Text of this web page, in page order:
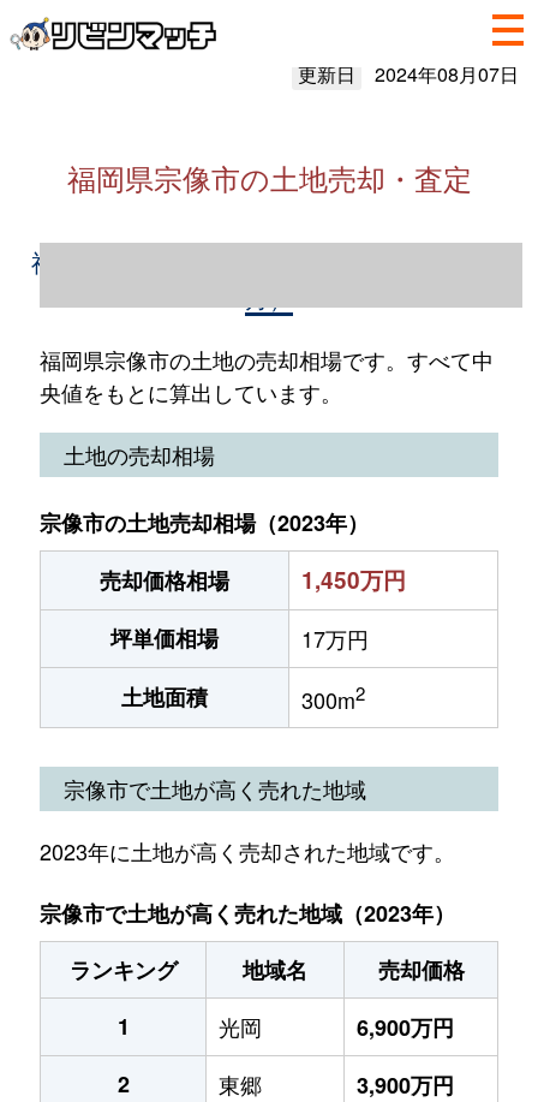
更新日 2024年08月07日
福岡県宗像市の土地売却・査定
福岡県宗像市の土地売却情報（2023年1～12
福岡県宗像市の土地の売却相場です。すべて中
央値をもとに算出しています。
土地の売却相場
宗像市の土地売却相場（2023年）
売却価格相場
1,450万円
坪単価相場
17万円
土地面積
300m2
宗像市で土地が高く売れた地域
2023年に土地が高く売却された地域です。
宗像市で土地が高く売れた地域（2023年）
ランキング
地域名
売却価格
1
光岡
6,900万円
2
東郷
3,900万円